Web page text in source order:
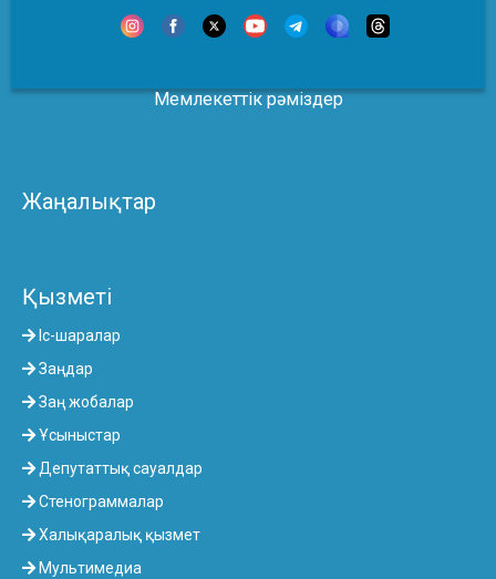
Мемлекеттік рәміздер
Жаңалықтар
Қызметі
Іс-шаралар
Заңдар
Заң жобалар
Ұсыныстар
Депутаттық сауалдар
Стенограммалар
Халықаралық қызмет
Мультимедиа